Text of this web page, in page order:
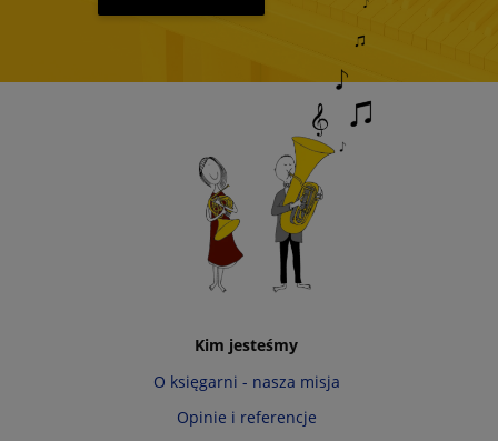
Kim jesteśmy
O księgarni - nasza misja
Opinie i referencje